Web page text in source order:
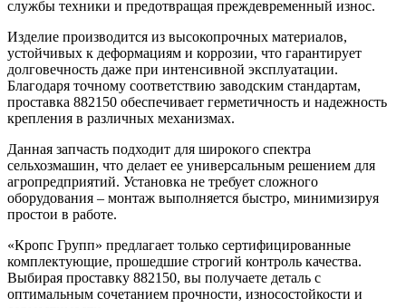
службы техники и предотвращая преждевременный износ.
Изделие производится из высокопрочных материалов,
устойчивых к деформациям и коррозии, что гарантирует
долговечность даже при интенсивной эксплуатации.
Благодаря точному соответствию заводским стандартам,
проставка 882150 обеспечивает герметичность и надежность
крепления в различных механизмах.
Данная запчасть подходит для широкого спектра
сельхозмашин, что делает ее универсальным решением для
агропредприятий. Установка не требует сложного
оборудования – монтаж выполняется быстро, минимизируя
простои в работе.
«Кропс Групп» предлагает только сертифицированные
комплектующие, прошедшие строгий контроль качества.
Выбирая проставку 882150, вы получаете деталь с
оптимальным сочетанием прочности, износостойкости и